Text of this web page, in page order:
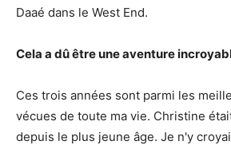
Daaé dans le West End.
Cela a dû être une aventure
Ces trois années sont parmi les
vécues de toute ma vie. Christine
depuis le plus jeune âge. Je n'y